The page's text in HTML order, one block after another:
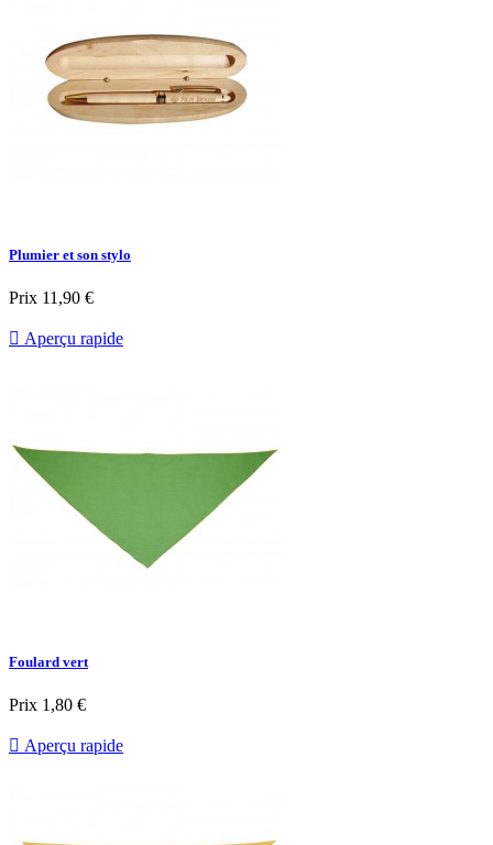
Plumier et son stylo
Prix 11,90 €
 Aperçu rapide
Foulard vert
Prix 1,80 €
 Aperçu rapide